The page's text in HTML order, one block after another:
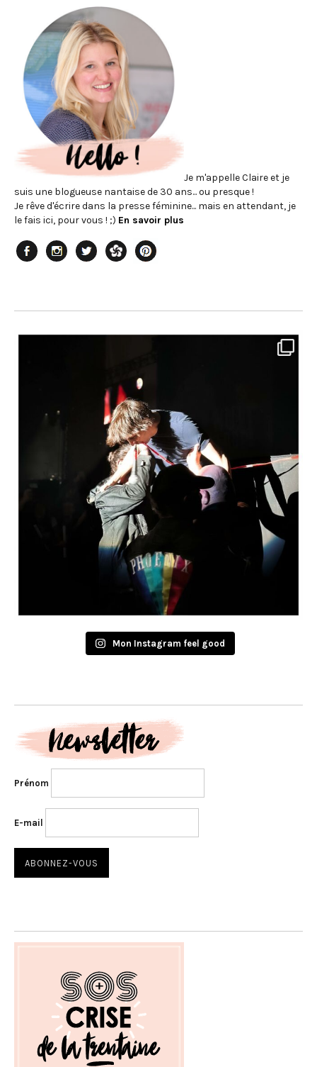
Je m'appelle Claire et je
suis une blogueuse nantaise de 30 ans... ou presque !
Je rêve d'écrire dans la presse féminine... mais en attendant, je
le fais ici, pour vous ! ;) En savoir plus
Mon Instagram feel good
Prénom
E-mail